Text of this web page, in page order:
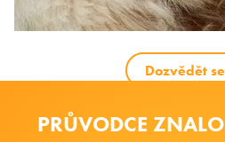
Dozvědět
PRŮVODCE